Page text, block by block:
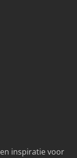
inspiratie voor